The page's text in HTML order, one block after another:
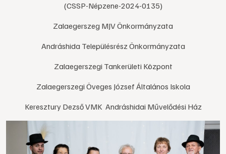
(CSSP-Népzene-2024-0135)
Zalaegerszeg MJV Önkormányzata
Andráshida Településrész Önkormányzata
Zalaegerszegi Tankerületi Központ
Zalaegerszegi Öveges József Általános Iskola
Keresztury Dezső VMK Andráshidai Művelődési Ház